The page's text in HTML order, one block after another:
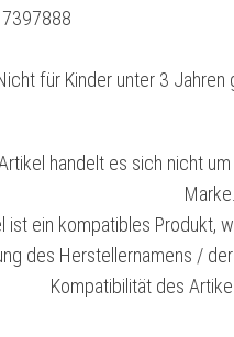
für Kinder unter 3 Jahren
handelt es sich nicht
Marke.
ist ein kompatibles Produkt,
des Herstellernamens /
Kompatibilität des